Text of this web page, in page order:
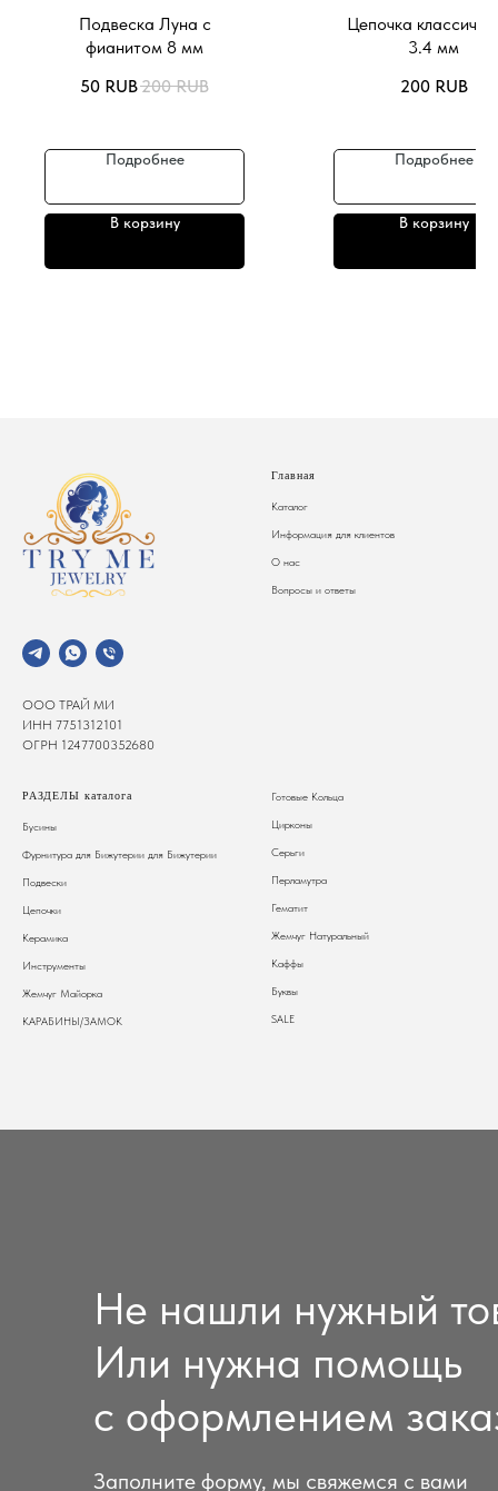
Подвеска Луна с
фианитом 8 мм
50 RUB200 RUB
Подробнее
В корзину
Цепочка
3.4 мм
200 RUB
Подробнее
В корзину
ООО ТРАЙ МИ
ИНН 7751312101
ОГРН 1247700352680
Главная
Каталог
Информация для клиентов
О нас
Вопросы и ответы
РАЗДЕЛЫ каталога
Бусины
Фурнитура для Бижутерии для Бижутерии
Подвески
Цепочки
Керамика
Инструменты
Жемчуг Майорка
КАРАБИНЫ/ЗАМОК
Готовые Кольца
Цирконы
Серьги
Перламутра
Гематит
Жемчуг Натуральный
Каффы
Буквы
SALE
Не нашли нужный
Или нужна помощь
с оформлением
Заполните форму, мы свяжемся с вами